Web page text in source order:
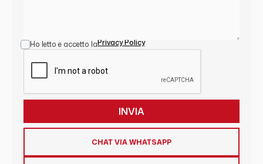
Ho letto e accetto laPrivacy Policy
CHAT VIA WHATSAPP